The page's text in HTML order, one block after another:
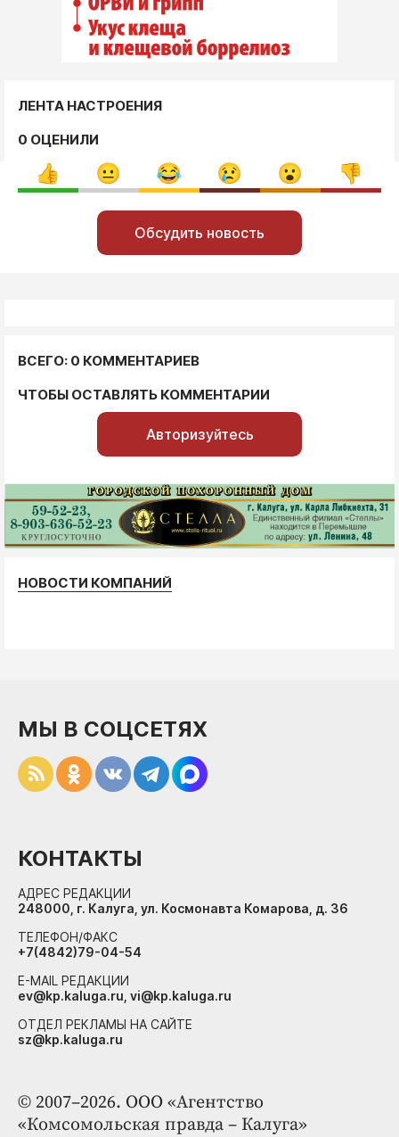
ЛЕНТА НАСТРОЕНИЯ
0 ОЦЕНИЛИ
Обсудить новость
ВСЕГО: 0 КОММЕНТАРИЕВ
ЧТОБЫ ОСТАВЛЯТЬ КОММЕНТАРИИ
Авторизуйтесь
НОВОСТИ КОМПАНИЙ
© 2007–2026. ООО «Агентство
«Комсомольская правда – Калуга»
МЫ В СОЦСЕТЯХ
КОНТАКТЫ
АДРЕС РЕДАКЦИИ
248000, г. Калуга, ул. Космонавта Комарова, д. 36
ТЕЛЕФОН/ФАКС
+7(4842)79-04-54
E-MAIL РЕДАКЦИИ
ev@kp.kaluga.ru, vi@kp.kaluga.ru
ОТДЕЛ РЕКЛАМЫ НА САЙТЕ
sz@kp.kaluga.ru